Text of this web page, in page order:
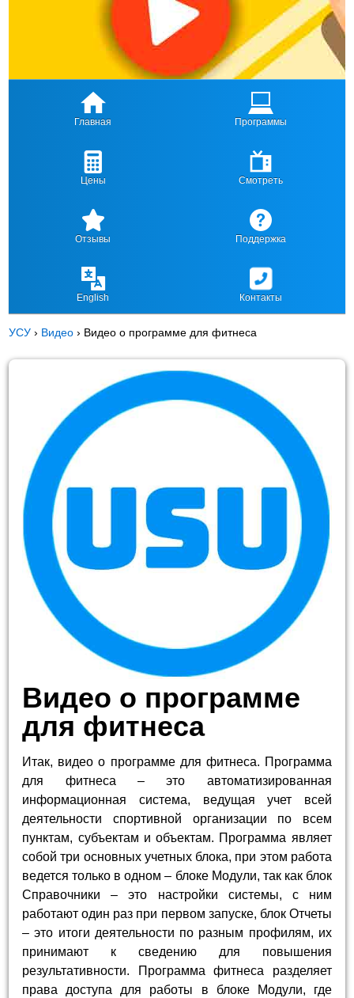
Главная Программы
Цены Смотреть
Отзывы Поддержка
English Контакты
УСУ › Видео › Видео о программе для фитнеса
Видео о программе
для фитнеса
Итак, видео о программе для фитнеса. Программа
для фитнеса – это автоматизированная
информационная система, ведущая учет всей
деятельности спортивной организации по всем
пунктам, субъектам и объектам. Программа являет
собой три основных учетных блока, при этом работа
ведется только в одном – блоке Модули, так как блок
Справочники – это настройки системы, с ним
работают один раз при первом запуске, блок Отчеты
– это итоги деятельности по разным профилям, их
принимают к сведению для повышения
результативности. Программа фитнеса разделяет
права доступа для работы в блоке Модули, где